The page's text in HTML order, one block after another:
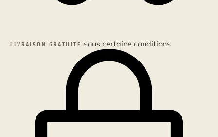
LIVRAISON GRATUITE sous certaine conditions